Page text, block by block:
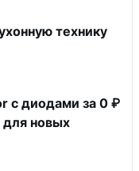
технику
с диодами за 0 ₽
новых